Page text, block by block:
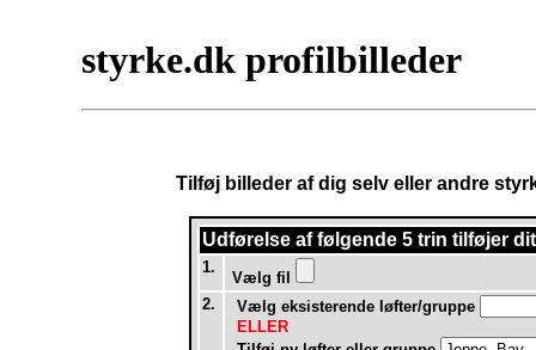
styrke.dk profilbilleder
Tilføj billeder af dig selv eller andre
Udførelse affølgende 5 trin tilføjer
1.
Vælg fil
2.
Vælg eksisterende løfter/gruppe
ELLER